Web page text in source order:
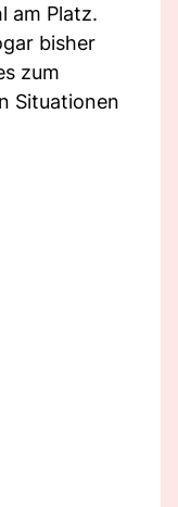
am Platz.
bisher
zum
Situationen